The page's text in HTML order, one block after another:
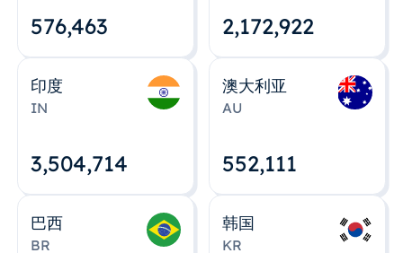
576,463 2,172,922
印度
IN
3,504,715
澳大利亚
AU
552,112
巴西
BR
韩国
KR